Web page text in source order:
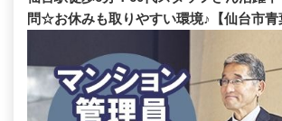
問☆お休みも取りやすい環境♪【仙台市青